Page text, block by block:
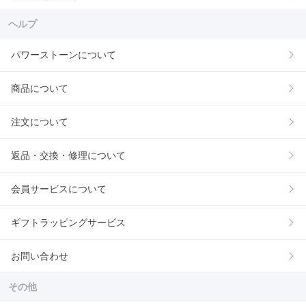
ヘルプ
パワーストーンについて
商品について
注文について
返品・交換・修理について
会員サービスについて
ギフトラッピングサービス
お問い合わせ
その他